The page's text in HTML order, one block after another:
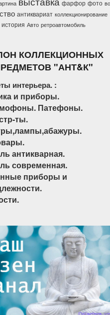
фарфор фото
антиквариат коллекционирование
история Авто ретроавтомобиль
КОЛЛЕКЦИОННЫХ
"АНТ&К"
интерьера. :
и приборы.
Патефоны.
ты.
антикварная.
современная.
приборы и